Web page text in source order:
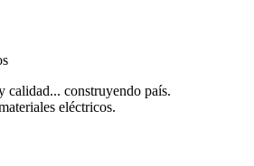
calidad... construyendo país.
eléctricos.